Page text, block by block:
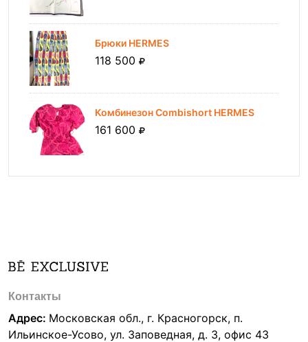
Брюки HERMES
118 500
Комбинезон Combishort HERMES
161 600
Контакты
Адрес: Московская обл., г. Красногорск, п.
Ильинское-Усово, ул. Заповедная, д. 3, офис 43